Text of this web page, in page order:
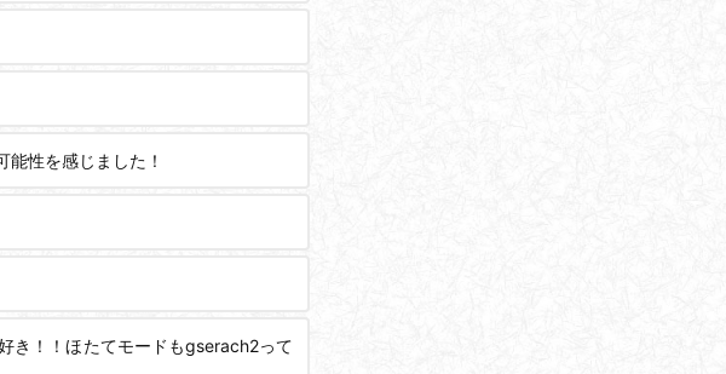
性を感じました！
き！！ほたてモードもgserach2って